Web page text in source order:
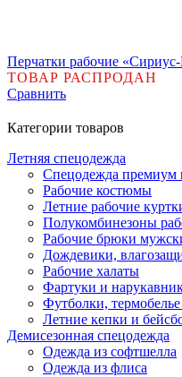
Перчатки рабочие
ТОВАР РАСПРОДАН
Сравнить
Категории товаров
Летняя спецодежда
Спецодежда премиум
Рабочие костюмы
Летние рабочие
Полукомбинезоны
Рабочие брюки
Дождевики,
Рабочие халаты
Фартуки и
Футболки, термобелье
Летние кепки и
Демисезонная спецодежда
Одежда из софтшелла
Одежда из флиса